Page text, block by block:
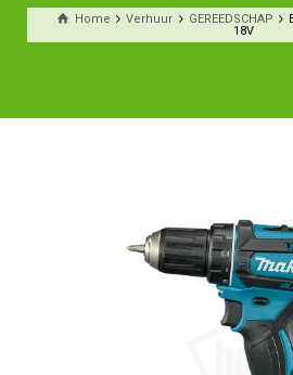
Home Verhuur GEREEDSCHAP
18V